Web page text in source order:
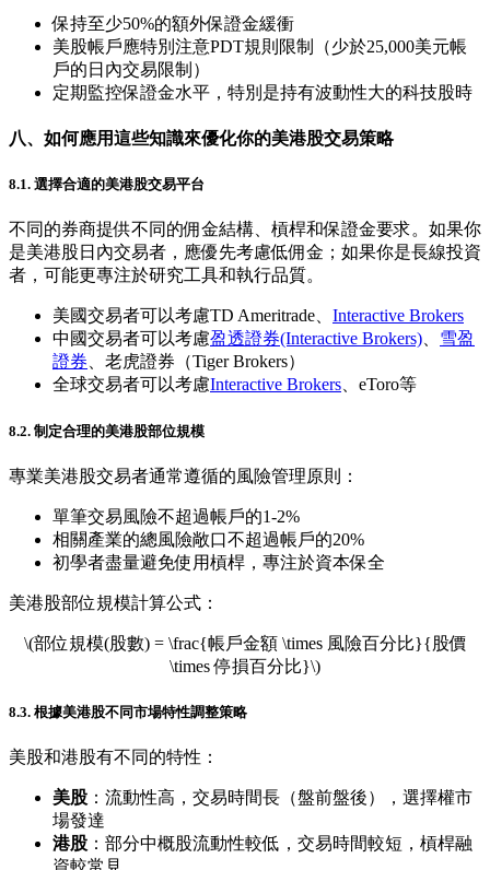
保持至少50%的額外保證金緩衝
美股帳戶應特別注意PDT規則限制（少於25,000美元帳
戶的日內交易限制）
定期監控保證金水平，特別是持有波動性大的科技股時
八、如何應用這些知識來優化你的美港股交易策略
8.1. 選擇合適的美港股交易平台
不同的券商提供不同的佣金結構、槓桿和保證金要求。如果你
是美港股日內交易者，應優先考慮低佣金；如果你是長線投資
者，可能更專注於研究工具和執行品質。
美國交易者可以考慮TD Ameritrade、 Interactive Brokers
中國交易者可以考慮盈透證券(Interactive Brokers)
雪盈
證券 、老虎證券（Tiger Brokers）
全球交易者可以考慮Interactive Brokers 、eToro等
8.2. 制定合理的美港股部位規模
專業美港股交易者通常遵循的風險管理原則：
單筆交易風險不超過帳戶的1-2%
相關產業的總風險敞口不超過帳戶的20%
初學者盡量避免使用槓桿，專注於資本保全
美港股部位規模計算公式：
\(部位規模(股數) = \frac{帳戶金額 \times 風險百分比}{股價
\times 停損百分比}\)
8.3. 根據美港股不同市場特性調整策略
美股和港股有不同的特性：
美股 ：流動性高，交易時間長（盤前盤後），選擇權市
場發達
港股 ：部分中概股流動性較低，交易時間較短，槓桿融
資較常見